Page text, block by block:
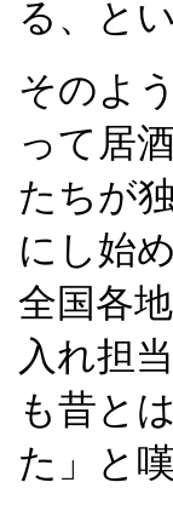
る、と
そのよ
って居
たちが
にし始
全国各
入れ担
も昔と
た」と